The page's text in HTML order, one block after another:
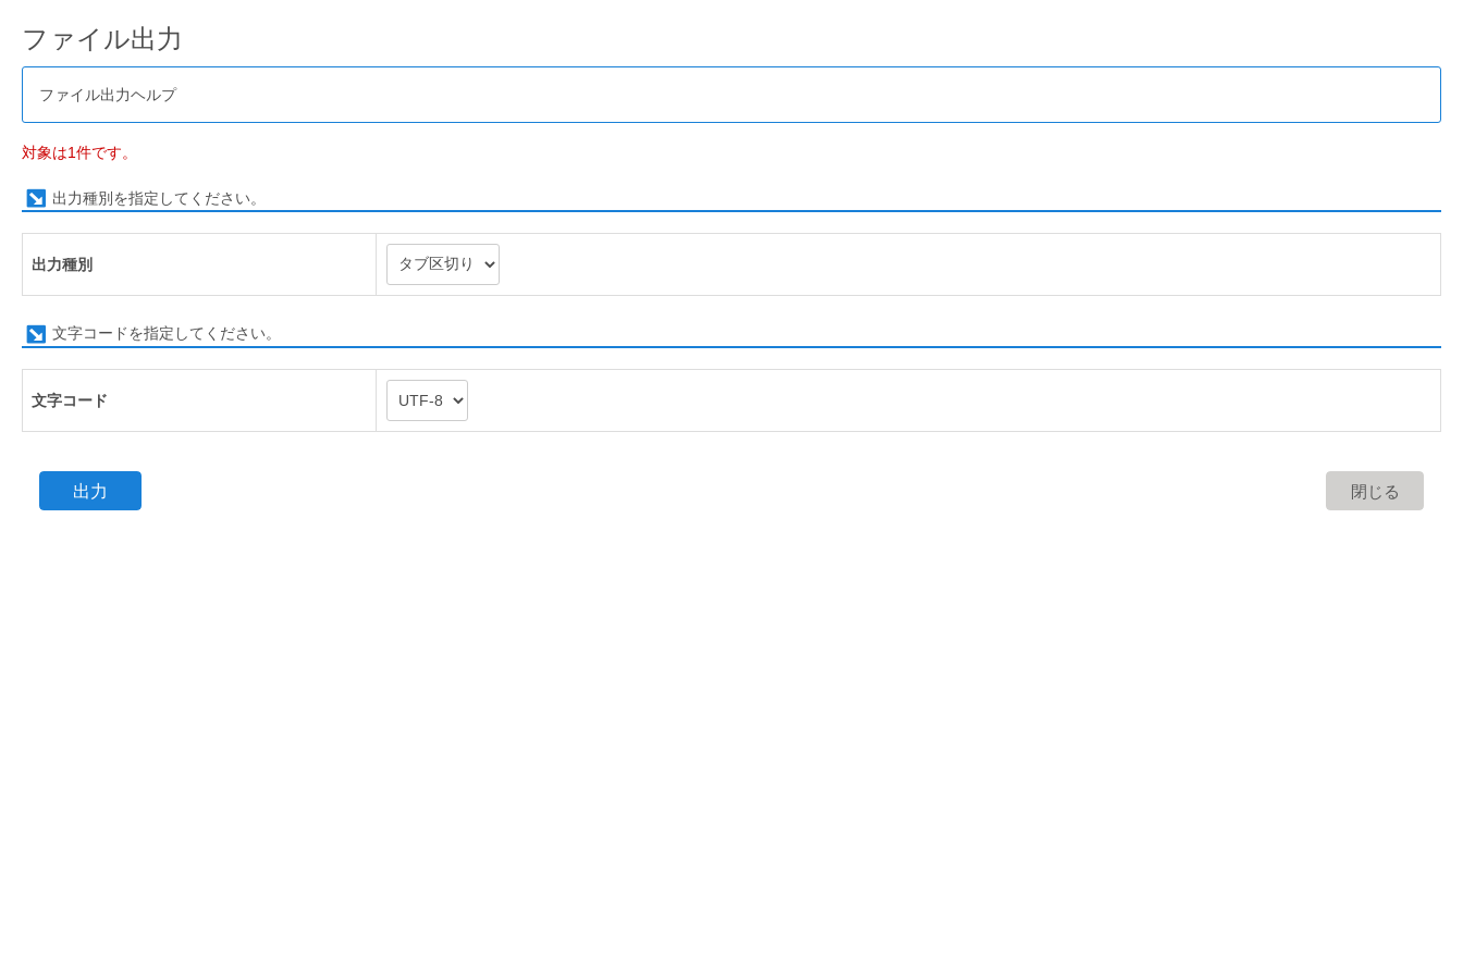
ファイル出力
ファイル出力ヘルプ
対象は1件です。
出力種別を指定してください。
出力種別
文字コードを指定してください。
文字コード